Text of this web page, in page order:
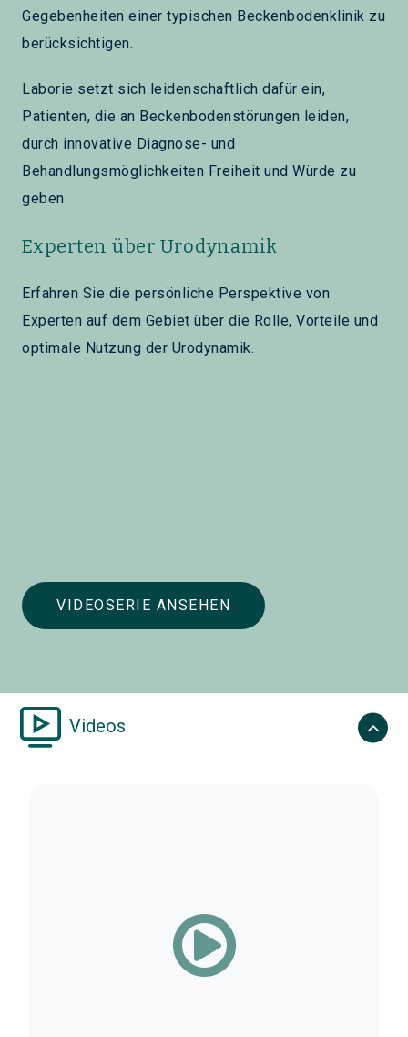
Gegebenheiten einer typischen Beckenbodenklinik zu
berücksichtigen.
Laborie setzt sich leidenschaftlich dafür ein,
Patienten, die an Beckenbodenstörungen leiden,
durch innovative Diagnose- und
Behandlungsmöglichkeiten Freiheit und Würde zu
geben.
Experten über Urodynamik
Erfahren Sie die persönliche Perspektive von
Experten auf dem Gebiet über die Rolle, Vorteile und
optimale Nutzung der Urodynamik.
VIDEOSERIE ANSEHEN
Videos